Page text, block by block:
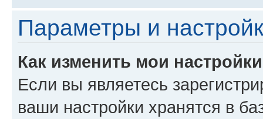
Параметры и
Как изменить мои
Если вы являетесь
ваши настройки хранятся в